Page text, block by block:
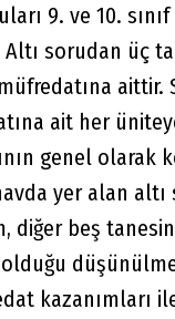
9. ve 10.
sorudan üç
aittir.
ait her
genel olarak
yer alan
diğer beş
kazanımları